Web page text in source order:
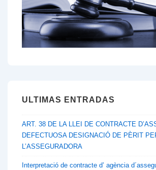
mediador
enviada
pel
asseguradora
ULTIMAS ENTRADAS
ART. 38 DE LA LLEI DE CONTRACTE
DEFECTUOSA DESIGNACIÓ DE PÈRIT
L’ASSEGURADORA
Interpretació de contracte d’ agència